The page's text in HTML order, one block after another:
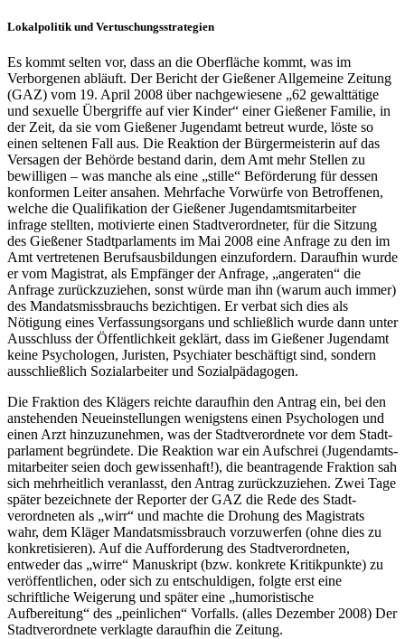
Lokalpolitik und Vertuschungsstrategien
Es kommt selten vor, dass an die Oberfläche kommt, was im
Verborgenen abläuft. Der Bericht der Gießener Allgemeine Zeitung
(GAZ) vom 19. April 2008 über nachgewiesene „62 gewalt­tätige
und sexuelle Übergriffe auf vier Kinder“ einer Gießener Familie, in
der Zeit, da sie vom Gießener Jugendamt betreut wurde, löste so
einen seltenen Fall aus. Die Reaktion der Bürgermeisterin auf das
Versagen der Behörde bestand darin, dem Amt mehr Stellen zu
bewilligen – was manche als eine „stille“ Beförderung für dessen
konformen Leiter ansahen. Mehrfache Vorwürfe von Betroffenen,
welche die Qualifikation der Gießener Jugend­amts­mit­arbeiter
infrage stellten, motivierte einen Stadt­verordneter, für die Sitzung
des Gießener Stadtparlaments im Mai 2008 eine Anfrage zu den im
Amt vertretenen Berufs­aus­bildungen einzufordern. Daraufhin wurde
er vom Magistrat, als Empfänger der Anfrage, „angeraten“ die
Anfrage zurückzuziehen, sonst würde man ihn (warum auch immer)
des Mandats­missbrauchs bezichtigen. Er verbat sich dies als
Nötigung eines Verfassungs­organs und schließlich wurde dann unter
Ausschluss der Öffentlichkeit geklärt, dass im Gießener Jugendamt
keine Psychologen, Juristen, Psychiater beschäftigt sind, sondern
ausschließlich Sozial­arbeiter und Sozial­pädagogen.
Die Fraktion des Klägers reichte daraufhin den Antrag ein, bei den
anstehenden Neu­eins­tellungen wenigstens einen Psychologen und
einen Arzt hinzuzunehmen, was der Stadt­verordnete vor dem Stadt­
parlament begründete. Die Reaktion war ein Aufschrei (Jugend­amts­
mit­arbeiter seien doch gewissenhaft!), die beantragende Fraktion sah
sich mehrheitlich veranlasst, den Antrag zurückzuziehen. Zwei Tage
später bezeichnete der Reporter der GAZ die Rede des Stadt­
verordneten als „wirr“ und machte die Drohung des Magistrats
wahr, dem Kläger Mandats­missbrauch vorzuwerfen (ohne dies zu
konkretisieren). Auf die Aufforderung des Stadtverordneten,
entweder das „wirre“ Manuskript (bzw. konkrete Kritikpunkte) zu
veröffentlichen, oder sich zu entschuldigen, folgte erst eine
schriftliche Weigerung und später eine „humoristische
Aufbereitung“ des „peinlichen“ Vorfalls. (alles Dezember 2008) Der
Stadtverordnete verklagte daraufhin die Zeitung.